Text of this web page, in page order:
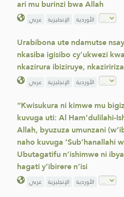
ari mu burinzi bwa Allah
عربي الإنجليزية الأوردية
Urabibona ute ndamutse
nkasiba igisibo cy'ukwezi
nkazirura ibiziruye,
عربي الإنجليزية الأوردية
“Kwisukura ni kimwe mu
kuvuga uti: Al Ham’dulilahi-
Allah, byuzuza umunzani
naho kuvuga ‘Sub’hanallahi
Ubutagatifu n’ishimwe ni
hagati y’ibirere n’isi
عربي الإنجليزية الأوردية